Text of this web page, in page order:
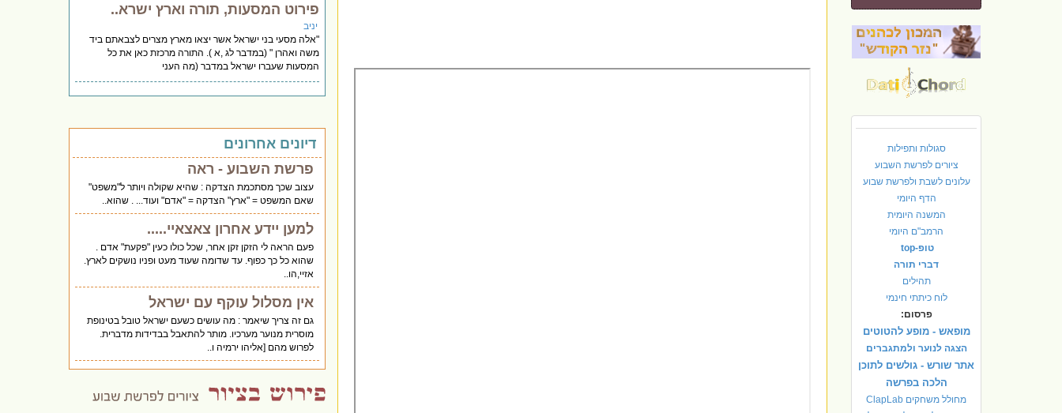
סגולות ותפילות
ציורים לפרשת השבוע
עלונים לשבת ולפרשת שבוע
הדף היומי
המשנה היומית
הרמב"ם היומי
טופ-top
דברי תורה
תהילים
לוח כיתתי חינמי
פרסום:
מופאש - מופע להטוטים
הצגה לנוער ולמתגברים
אתר שורש - גולשים לתוכן
הלכה בפרשה
מחולל משחקים ClapLab
פירוט המסעות, תורה וארץ ישרא..
יניב
"אלה מסעי בני ישראל אשר יצאו מארץ מצרים לצבאתם ביד
משה ואהרן " (במדבר לג ,א ). התורה מרכזת כאן את כל
המסעות שעברו ישראל במדבר (מה העני
דיונים אחרונים
פרשת השבוע - ראה
עצוב שכך מסתכמת הצדקה : שהיא שקולה ויותר ל"משפט"
שאם המשפט = "ארץ" הצדקה = "אדם" ועוד... . שהוא..
למען יידע אחרון צאצאיי.....
פעם הראה לי הזקן זקן אחר, שכל כולו כעין "פקעת" אדם .
שהוא כל כך כפוף. עד שדומה שעוד מעט ופניו נושקים לארץ.
אזיי,הו..
אין מסלול עוקף עם ישראל
גם זה צריך שיאמר : מה עושים כשעם ישראל טובל בטינופת
מוסרית מנוער מערכיו. מותר להתאבל בבדידות מדברית.
לפרוש מהם [אליהו ירמיה ו..